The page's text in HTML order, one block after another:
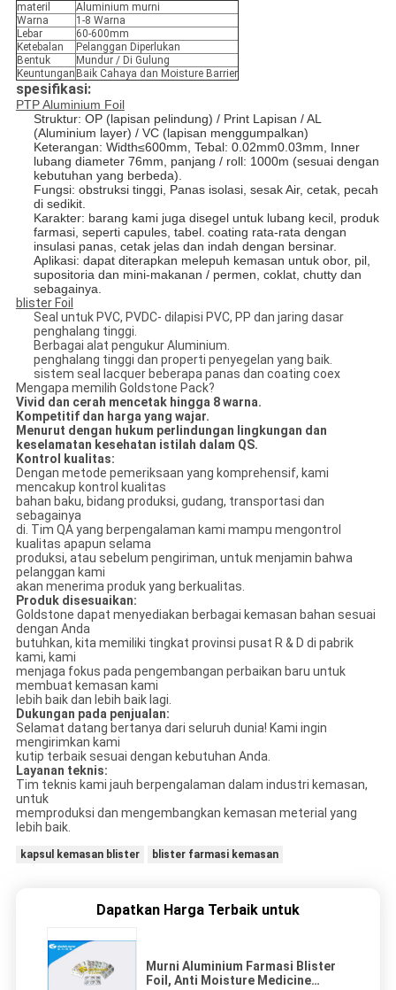
materil
Aluminium murni
Warna
1-8 Warna
Lebar
60-600mm
Ketebalan
Pelanggan Diperlukan
Bentuk
Mundur / Di Gulung
Keuntungan Baik Cahaya dan Moisture Barrier
spesifikasi:
PTP Aluminium Foil
Struktur: OP (lapisan pelindung) / Print Lapisan / AL
(Aluminium layer) / VC (lapisan menggumpalkan)
Keterangan: Width≤600mm, Tebal: 0.02mm0.03mm, Inner
lubang diameter 76mm, panjang / roll: 1000m (sesuai dengan
kebutuhan yang berbeda).
Fungsi: obstruksi tinggi, Panas isolasi, sesak Air, cetak, pecah
di sedikit.
Karakter: barang kami juga disegel untuk lubang kecil, produk
farmasi, seperti capules, tabel. coating rata-rata dengan
insulasi panas, cetak jelas dan indah dengan bersinar.
Aplikasi: dapat diterapkan melepuh kemasan untuk obor, pil,
supositoria dan mini-makanan / permen, coklat, chutty dan
sebagainya.
blister Foil
Seal untuk PVC, PVDC- dilapisi PVC, PP dan jaring dasar
penghalang tinggi.
Berbagai alat pengukur Aluminium.
penghalang tinggi dan properti penyegelan yang baik.
sistem seal lacquer beberapa panas dan coating coex
Mengapa memilih Goldstone Pack?
Vivid dan cerah mencetak hingga 8 warna.
Kompetitif dan harga yang wajar.
Menurut dengan hukum perlindungan lingkungan dan
keselamatan kesehatan istilah dalam QS.
Kontrol kualitas:
Dengan metode pemeriksaan yang komprehensif, kami
mencakup kontrol kualitas
bahan baku, bidang produksi, gudang, transportasi dan
sebagainya
di. Tim QA yang berpengalaman kami mampu mengontrol
kualitas apapun selama
produksi, atau sebelum pengiriman, untuk menjamin bahwa
pelanggan kami
akan menerima produk yang berkualitas.
Produk disesuaikan:
Goldstone dapat menyediakan berbagai kemasan bahan sesuai
dengan Anda
butuhkan, kita memiliki tingkat provinsi pusat R & D di pabrik
kami, kami
menjaga fokus pada pengembangan perbaikan baru untuk
membuat kemasan kami
lebih baik dan lebih baik lagi.
Dukungan pada penjualan:
Selamat datang bertanya dari seluruh dunia! Kami ingin
mengirimkan kami
kutip terbaik sesuai dengan kebutuhan Anda.
Layanan teknis:
Tim teknis kami jauh berpengalaman dalam industri kemasan,
untuk
memproduksi dan mengembangkan kemasan meterial yang
lebih baik.
kapsul kemasan blister blister farmasi kemasan
Dapatkan Harga Terbaik untuk
Murni Aluminium Farmasi Blister
Foil, Anti Moisture Medicine